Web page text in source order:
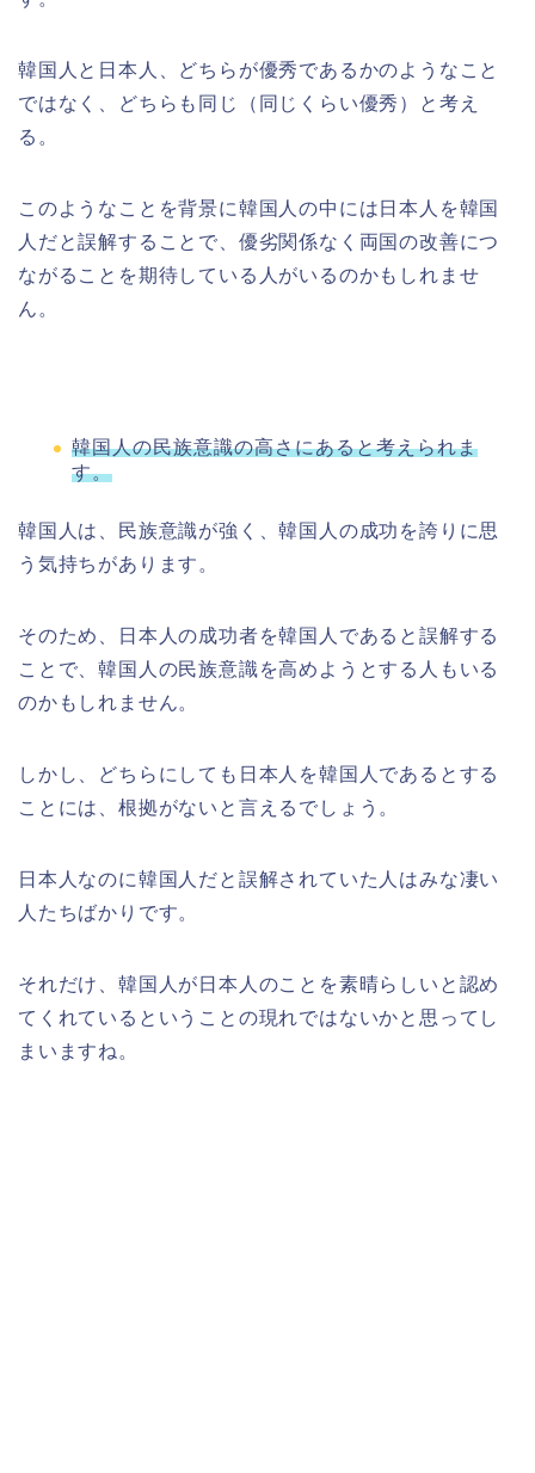
韓国人と日本人、どちらが優秀であるかのようなこと
ではなく、どちらも同じ（同じくらい優秀）と考え
る。
このようなことを背景に韓国人の中には日本人を韓国
人だと誤解することで、優劣関係なく両国の改善につ
ながることを期待している人がいるのかもしれませ
ん。
韓国人の民族意識の高さにあると考えられま
す。
韓国人は、民族意識が強く、韓国人の成功を誇りに思
う気持ちがあります。
そのため、日本人の成功者を韓国人であると誤解する
ことで、韓国人の民族意識を高めようとする人もいる
のかもしれません。
しかし、どちらにしても日本人を韓国人であるとする
ことには、根拠がないと言えるでしょう。
日本人なのに韓国人だと誤解されていた人はみな凄い
人たちばかりです。
それだけ、韓国人が日本人のことを素晴らしいと認め
てくれているということの現れではないかと思ってし
まいますね。